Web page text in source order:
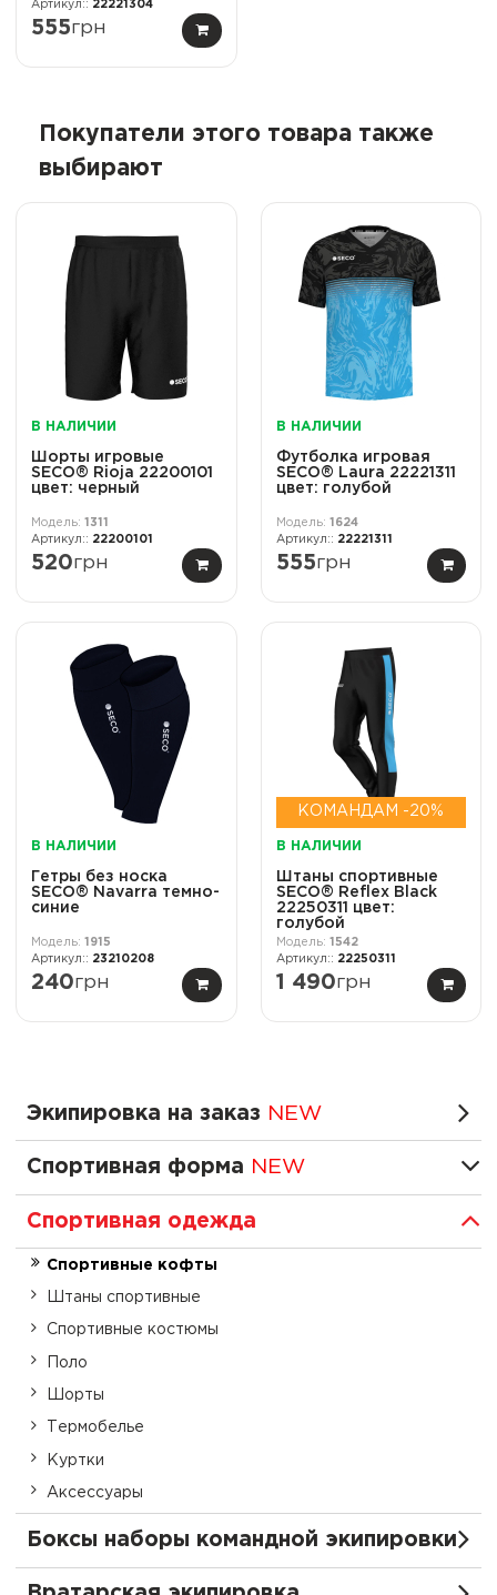
22221304
555грн
Покупатели этого товара также
выбирают
В НАЛИЧИИ
Шорты игровые
SECO® Rioja 22200101
цвет: черный
1311
22200101
520грн
В НАЛИЧИИ
Футболка игровая
SECO® Laura 22221311
цвет: голубой
1624
22221311
555грн
В НАЛИЧИИ
Гетры без носка
SECO® Navarra темно-
синие
1915
23210208
240грн
КОМАНДАМ -20%
В НАЛИЧИИ
Штаны спортивные
SECO® Reflex Black
22250311 цвет:
голубой
1542
22250311
1 490грн
Экипировка на заказ NEW
Спортивная форма NEW
Спортивная одежда
Спортивные кофты
Штаны спортивные
Спортивные костюмы
Поло
Шорты
Термобелье
Куртки
Аксессуары
Боксы наборы командной экипировки